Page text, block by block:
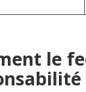
le